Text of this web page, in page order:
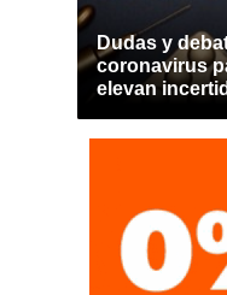
Dudas y
coronavirus
elevan